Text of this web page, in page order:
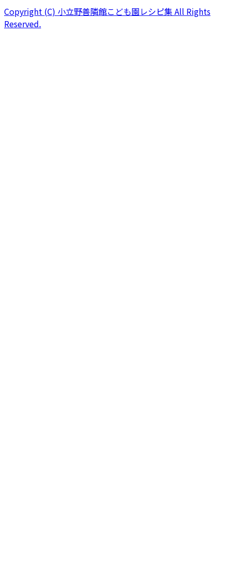
Copyright (C) 小立野善隣館こども園レシピ集 All Rights
Reserved.